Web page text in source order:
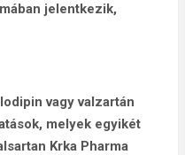
jelentkezik,
vagy valzartán
melyek egyikét
Krka Pharma